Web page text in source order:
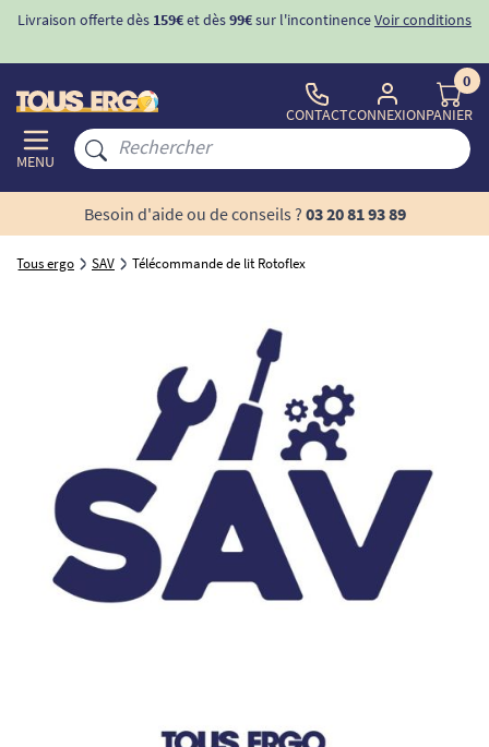
Livraison offerte dès 159€et dès99€sur l'incontinenceVoir conditions
MENU
CONTACTCONNEXION
0
PANIER
Besoin d'aide ou de conseils ? 03 20 81 93 89
Tous ergo SAV Télécommande de lit Rotoflex